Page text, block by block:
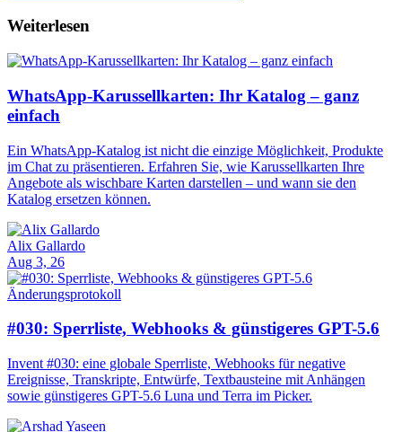
Weiterlesen
WhatsApp-Karussellkarten: Ihr Katalog – ganz
einfach
Ein WhatsApp-Katalog ist nicht die einzige Möglichkeit, Produkte
im Chat zu präsentieren. Erfahren Sie, wie Karussellkarten Ihre
Angebote als wischbare Karten darstellen – und wann sie den
Katalog ersetzen können.
Alix Gallardo
Aug 3, 26
Änderungsprotokoll
#030: Sperrliste, Webhooks & günstigeres GPT-5.6
Invent #030: eine globale Sperrliste, Webhooks für negative
Ereignisse, Transkripte, Entwürfe, Textbausteine mit Anhängen
sowie günstigeres GPT-5.6 Luna und Terra im Picker.